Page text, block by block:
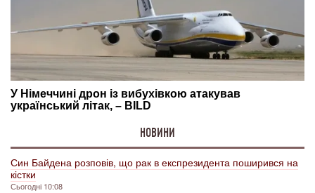
НОВИНИ
Син Байдена розповів, що рак в експрезидента поширився на
кістки
Сьогодні 10:08